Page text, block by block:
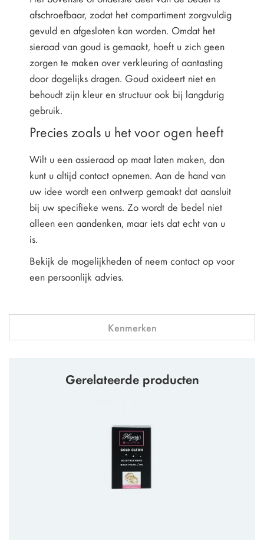
afschroefbaar, zodat het compartiment zorgvuldig
gevuld en afgesloten kan worden. Omdat het
sieraad van goud is gemaakt, hoeft u zich geen
zorgen te maken over verkleuring of aantasting
door dagelijks dragen. Goud oxideert niet en
behoudt zijn kleur en structuur ook bij langdurig
gebruik.
Precies zoals u het voor ogen heeft
Wilt u een assieraad op maat laten maken, dan
kunt u altijd contact opnemen. Aan de hand van
uw idee wordt een ontwerp gemaakt dat aansluit
bij uw specifieke wens. Zo wordt de bedel niet
alleen een aandenken, maar iets dat echt van u
is.
Bekijk de mogelijkheden of neem contact op voor
een persoonlijk advies.
Kenmerken
Gerelateerde producten